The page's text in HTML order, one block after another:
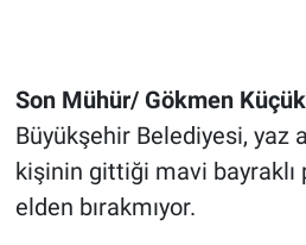
Son Mühür/ Gökmen
Büyükşehir Belediyesi, yaz
kişinin gittiği mavi bayraklı
elden bırakmıyor.